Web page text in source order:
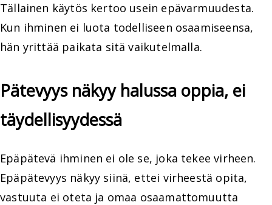
Tällainen käytös kertoo usein epävarmuudesta.
Kun ihminen ei luota todelliseen osaamiseensa,
hän yrittää paikata sitä vaikutelmalla.
Pätevyys näkyy halussa oppia, ei
täydellisyydessä
Epäpätevä ihminen ei ole se, joka tekee virheen.
Epäpätevyys näkyy siinä, ettei virheestä opita,
vastuuta ei oteta ja omaa osaamattomuutta